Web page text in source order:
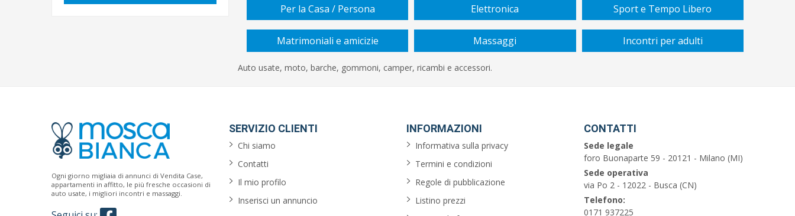
Per la Casa / Persona Elettronica Sport e Tempo Libero
Matrimoniali e amicizie Massaggi Incontri per adulti
Auto usate, moto, barche, gommoni, camper, ricambi e accessori.
Ogni giorno migliaia di annunci di Vendita Case,
appartamenti in affitto, le più fresche occasioni di
auto usate, i migliori incontri e massaggi.
SERVIZIO CLIENTI
Chi siamo
Contatti
Il mio profilo
Inserisci un annuncio
INFORMAZIONI
Informativa sulla privacy
Termini e condizioni
Regole di pubblicazione
Listino prezzi
CONTATTI
Sede legale
foro Buonaparte 59 - 20121 - Milano (MI)
Sede operativa
via Po 2 - 12022 - Busca (CN)
Telefono:
0171 937225